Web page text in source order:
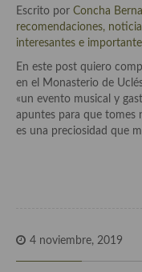
Cocina Asturiana
Cocina Balear
Cocina Canaria
Cocina Castellana
Escrito por Concha
recomendaciones,
interesantes e
En este post quiero
en el Monasterio de
«un evento musical y
apuntes para que tomes
es una preciosidad que
4 noviembre, 2019